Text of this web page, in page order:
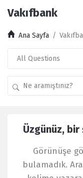
Vakıfbank
Ana Sayfa /
Kullanıcı
Yorumları
Latest
Şikayet
Üzgünüz,
Görünüşe
bulamadık.